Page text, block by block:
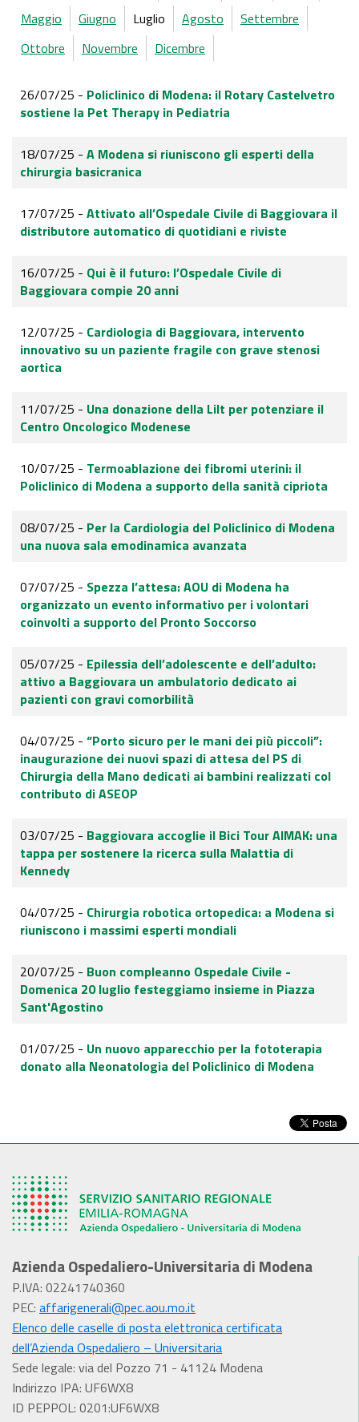
Maggio
Giugno Luglio Agosto
Settembre
Ottobre
Novembre Dicembre
26/07/25 - Policlinico di Modena: il Rotary Castelvetro
sostiene la Pet Therapy in Pediatria
18/07/25 - A Modena si riuniscono gli esperti della
chirurgia basicranica
17/07/25 - Attivato all’Ospedale Civile di Baggiovara il
distributore automatico di quotidiani e riviste
16/07/25 - Qui è il futuro: l’Ospedale Civile di
Baggiovara compie 20 anni
12/07/25 - Cardiologia di Baggiovara, intervento
innovativo su un paziente fragile con grave stenosi
aortica
11/07/25 - Una donazione della Lilt per potenziare il
Centro Oncologico Modenese
10/07/25 - Termoablazione dei fibromi uterini: il
Policlinico di Modena a supporto della sanità cipriota
08/07/25 - Per la Cardiologia del Policlinico di Modena
una nuova sala emodinamica avanzata
07/07/25 - Spezza l’attesa: AOU di Modena ha
organizzato un evento informativo per i volontari
coinvolti a supporto del Pronto Soccorso
05/07/25 - Epilessia dell’adolescente e dell’adulto:
attivo a Baggiovara un ambulatorio dedicato ai
pazienti con gravi comorbilità
04/07/25 - “Porto sicuro per le mani dei più piccoli”:
inaugurazione dei nuovi spazi di attesa del PS di
Chirurgia della Mano dedicati ai bambini realizzati col
contributo di ASEOP
03/07/25 - Baggiovara accoglie il Bici Tour AIMAK: una
tappa per sostenere la ricerca sulla Malattia di
Kennedy
04/07/25 - Chirurgia robotica ortopedica: a Modena si
riuniscono i massimi esperti mondiali
20/07/25 - Buon compleanno Ospedale Civile -
Domenica 20 luglio festeggiamo insieme in Piazza
Sant'Agostino
01/07/25 - Un nuovo apparecchio per la fototerapia
donato alla Neonatologia del Policlinico di Modena
Azienda Ospedaliero-Universitaria di Modena
P.IVA: 02241740360
PEC: affarigenerali@pec.aou.mo.it
Elenco delle caselle di posta elettronica certificata
dell’Azienda Ospedaliero – Universitaria
Sede legale: via del Pozzo 71 - 41124 Modena
Indirizzo IPA: UF6WX8
ID PEPPOL: 0201:UF6WX8